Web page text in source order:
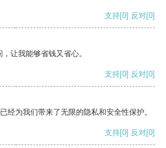
支持[0] 反对[0]
让我能够省钱又省心。
支持[0] 反对[0]
经为我们带来了无限的隐私和安全性保护。
支持[0] 反对[0]